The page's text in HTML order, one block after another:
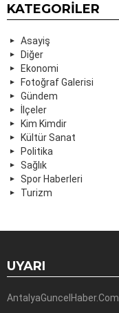
KATEGORILER
Asayiş
Diğer
Ekonomi
Fotoğraf Galerisi
Gündem
İlçeler
Kim Kimdir
Kültür Sanat
Politika
Sağlık
Spor Haberleri
Turizm
UYARI
AntalyaGuncelHaber.Com